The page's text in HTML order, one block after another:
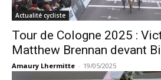
Actualité cycliste
Tour de Cologne 2025 :
Matthew Brennan devant
Amaury Lhermitte - 19/05/2025